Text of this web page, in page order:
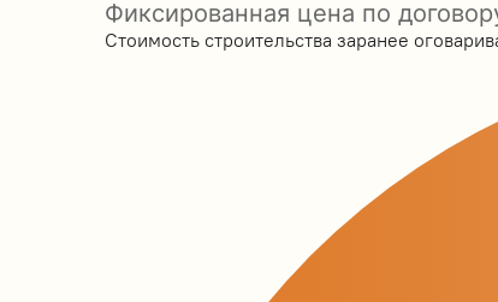
Фиксированная цена по
Стоимость строительства заранее